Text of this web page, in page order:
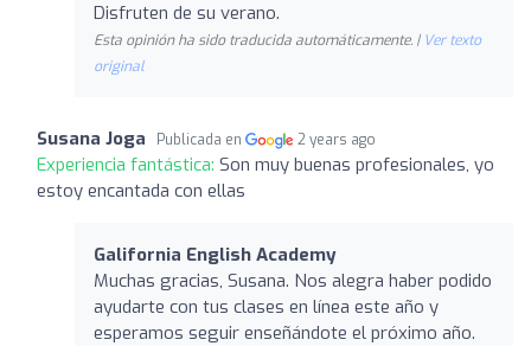
Disfruten de su verano.
Esta opinión ha sido traducida automáticamente. | Ver texto
original
Susana Joga Publicada en 2 years ago
Experiencia fantástica: Son muy buenas profesionales, yo
estoy encantada con ellas
Galifornia English Academy
Muchas gracias, Susana. Nos alegra haber podido
ayudarte con tus clases en línea este año y
esperamos seguir enseñándote el próximo año.